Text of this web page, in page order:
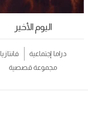
اليوم الأخير
دراما إجتماعية
فانتازيا
مجموعة قصصية